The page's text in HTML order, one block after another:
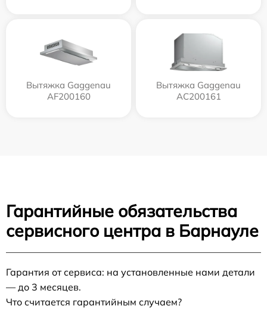
Вытяжка Gaggenau
AF200160
Вытяжка Gaggenau
AC200161
Гарантийные обязательства
сервисного центра в Барнауле
Гарантия от сервиса: на установленные нами детали
— до 3 месяцев.
Что считается гарантийным случаем?